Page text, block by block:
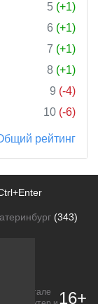
5 (+1)
6 (+1)
7 (+1)
8 (+1)
9 (-4)
10 (-6)
рейтинг
(343)
на портале
16+